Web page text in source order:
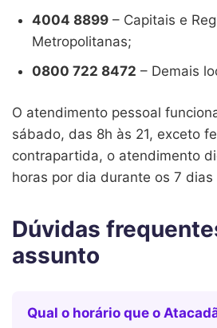
4004 8899 – Capitais e
Metropolitanas;
0800 722 8472 – Demais
O atendimento pessoal
sábado, das 8h às 21, exceto
contrapartida, o atendimento
horas por dia durante os 7 dias
Dúvidas
assunto
Qual o horário que o